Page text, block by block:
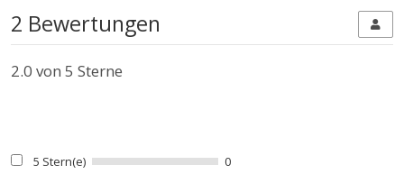
2 Bewertungen
2.0 von 5 Sterne
5 Stern(e)
0